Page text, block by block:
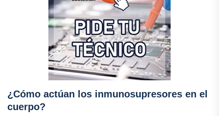
¿Cómo actúan los inmunosupresores en el
cuerpo?